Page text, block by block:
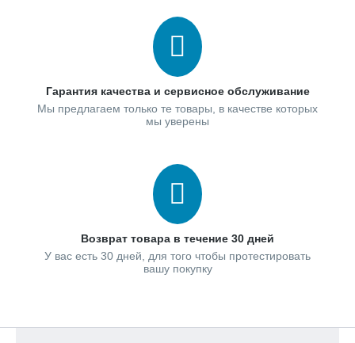
Гарантия качества и сервисное обслуживание
Мы предлагаем только те товары, в качестве которых
мы уверены
Возврат товара в течение 30 дней
У вас есть 30 дней, для того чтобы протестировать
вашу покупку